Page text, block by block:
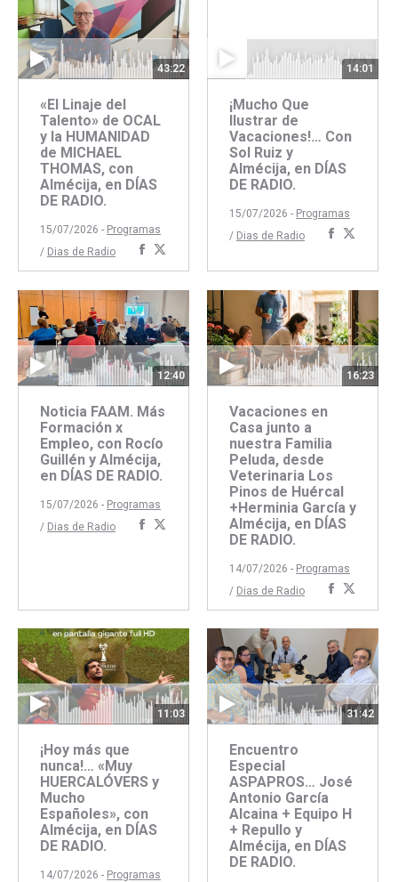
43:22
«El Linaje del
Talento» de OCAL
y la HUMANIDAD
de MICHAEL
THOMAS, con
Almécija, en DÍAS
DE RADIO.
15/07/2026 - Programas
/ Dias de Radio
Compartir
con
Facebook
con
Twitter
14:01
¡Mucho Que
Ilustrar de
Vacaciones!… Con
Sol Ruiz y
Almécija, en DÍAS
DE RADIO.
15/07/2026 - Programas
/ Dias de Radio
Compartir
12:40
Noticia FAAM. Más
Formación x
Empleo, con Rocío
Guillén y Almécija,
en DÍAS DE RADIO.
15/07/2026 - Programas
/ Dias de Radio
Compartir
16:23
Vacaciones en
Casa junto a
nuestra Familia
Peluda, desde
Veterinaria Los
Pinos de Huércal
+Herminia García y
Almécija, en DÍAS
DE RADIO.
14/07/2026 - Programas
/ Dias de Radio
Compartir
concon
11:03
¡Hoy más que
nunca!… «Muy
HUERCALÓVERS y
Mucho
Españoles», con
Almécija, en DÍAS
DE RADIO.
14/07/2026 - Programas
31:42
Encuentro
Especial
ASPAPROS… José
Antonio García
Alcaina + Equipo H
+ Repullo y
Almécija, en DÍAS
DE RADIO.